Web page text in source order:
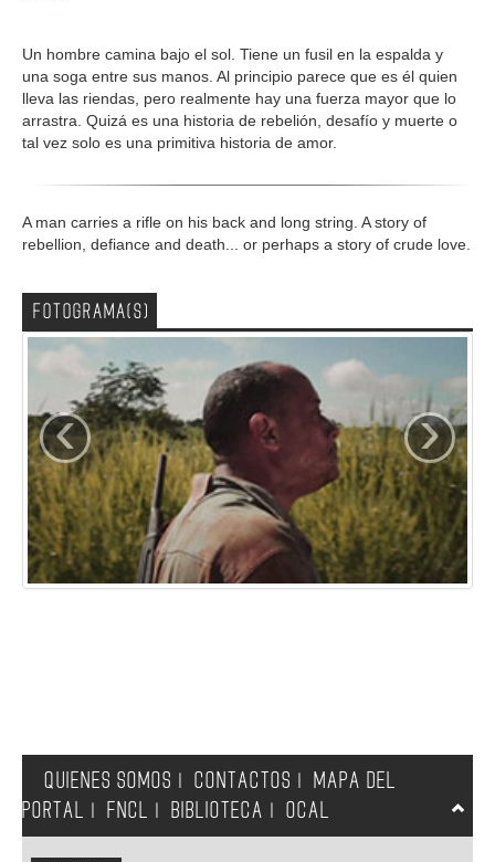
Un hombre camina bajo el sol. Tiene un fusil en la espalda y
una soga entre sus manos. Al principio parece que es él quien
lleva las riendas, pero realmente hay una fuerza mayor que lo
arrastra. Quizá es una historia de rebelión, desafío y muerte o
tal vez solo es una primitiva historia de amor.
A man carries a rifle on his back and long string. A story of
rebellion, defiance and death... or perhaps a story of crude love.
FOTOGRAMA(S)
‹ ›
QUIENES SOMOS CONTACTOS
MAPA DEL
PORTAL
FNCL BIBLIOTECA OCAL